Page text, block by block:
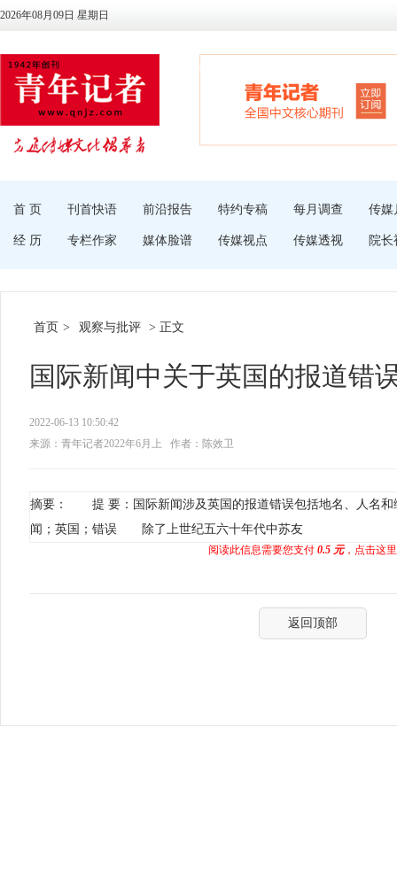
2026年08月09日 星期日
首 页 刊首快语 前沿报告 特约专稿 每月调查 传媒
经 历 专栏作家 媒体脸谱 传媒视点 传媒透视 院长
首页 > 观察与批评 > 正文
国际新闻中关于英国的报道错
2022-06-13 10:50:42
来源：青年记者2022年6月上
作者：陈效卫
摘要： 提 要：国际新闻涉及英国的报道错误包括地名、人名
闻；英国；错误 除了上世纪五六十年代中苏友
阅读此信息需要您支付 0.5 元，点击这
返回顶部